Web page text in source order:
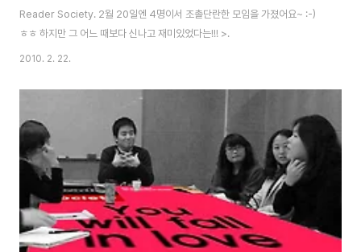
Reader Society. 2월 20일엔 4명이서 조촐단란한 모임을 가졌어요~ :-)
ㅎㅎ 하지만 그 어느 때보다 신나고 재미있었다는!!! >.
2010. 2. 22.